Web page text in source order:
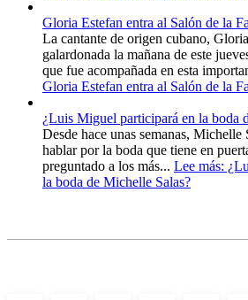
Gloria Estefan entra al Salón de la
La cantante de origen cubano,
galardonada la mañana de este
que fue acompañada en esta
Gloria Estefan entra al Salón de la
¿Luis Miguel participará en la boda
Desde hace unas semanas, Michelle
hablar por la boda que tiene en
preguntado a los más... Lee más:
la boda de Michelle Salas?